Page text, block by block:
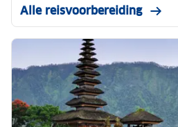
Alle reisvoorbereiding